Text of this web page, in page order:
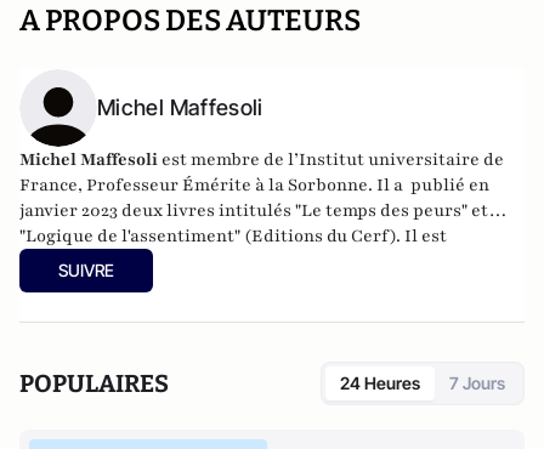
A PROPOS DES AUTEURS
Michel Maffesoli
Michel Maffesoli est membre de l’Institut universitaire de
France, Professeur Émérite à la Sorbonne. Il a publié en
janvier 2023 deux livres intitulés "Le temps des peurs" et
"Logique de l'assentiment" (Editions du Cerf). Il est
également l'auteur de livres encore "Écosophie" (Ed du Cerf,
2017), "Êtres postmoderne" ( Ed du Cerf 2018), "La nostalgie
SUIVRE
POPULAIRES 24 Heures 7 Jours